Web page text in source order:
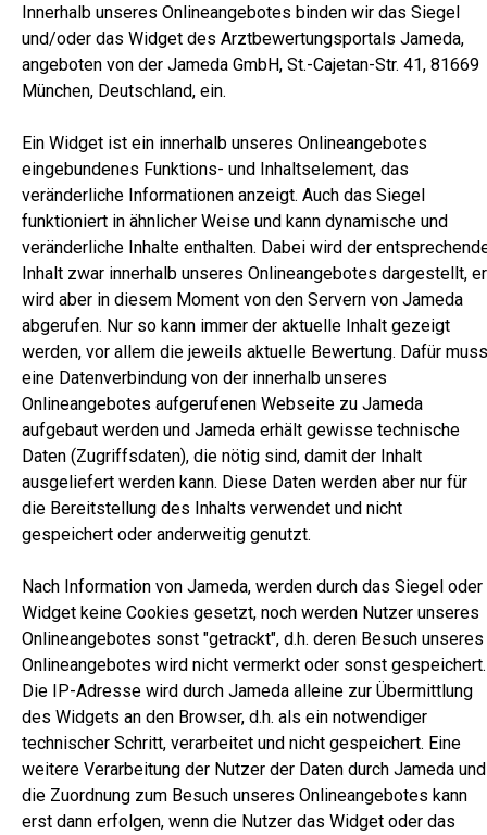
Innerhalb unseres Onlineangebotes binden wir das Siegel
und/oder das Widget des Arztbewertungsportals Jameda,
angeboten von der Jameda GmbH, St.-Cajetan-Str. 41, 81669
München, Deutschland, ein.
Ein Widget ist ein innerhalb unseres Onlineangebotes
eingebundenes Funktions- und Inhaltselement, das
veränderliche Informationen anzeigt. Auch das Siegel
funktioniert in ähnlicher Weise und kann dynamische und
veränderliche Inhalte enthalten. Dabei wird der
Inhalt zwar innerhalb unseres Onlineangebotes dargestellt, er
wird aber in diesem Moment von den Servern von Jameda
abgerufen. Nur so kann immer der aktuelle Inhalt gezeigt
werden, vor allem die jeweils aktuelle Bewertung. Dafür muss
eine Datenverbindung von der innerhalb unseres
Onlineangebotes aufgerufenen Webseite zu Jameda
aufgebaut werden und Jameda erhält gewisse technische
Daten (Zugriffsdaten), die nötig sind, damit der Inhalt
ausgeliefert werden kann. Diese Daten werden aber nur für
die Bereitstellung des Inhalts verwendet und nicht
gespeichert oder anderweitig genutzt.
Nach Information von Jameda, werden durch das Siegel oder
Widget keine Cookies gesetzt, noch werden Nutzer unseres
Onlineangebotes sonst "getrackt", d.h. deren Besuch unseres
Onlineangebotes wird nicht vermerkt oder sonst gespeichert.
Die IP-Adresse wird durch Jameda alleine zur Übermittlung
des Widgets an den Browser, d.h. als ein notwendiger
technischer Schritt, verarbeitet und nicht gespeichert. Eine
weitere Verarbeitung der Nutzer der Daten durch Jameda und
die Zuordnung zum Besuch unseres Onlineangebotes kann
erst dann erfolgen, wenn die Nutzer das Widget oder das